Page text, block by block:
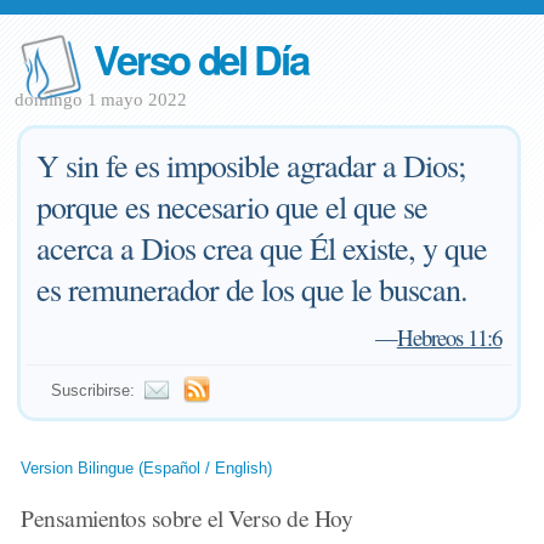
Verso del Día
domingo 1 mayo 2022
Y sin fe es imposible agradar a Dios;
porque es necesario que el que se
acerca a Dios crea que Él existe, y que
es remunerador de los que le buscan.
—Hebreos 11:6
Suscribirse:
Version Bilingue (Español / English)
Pensamientos sobre el Verso de Hoy